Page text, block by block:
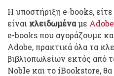
H υποστήριξη e-books,
είναι κλειδωμέναμε
e-books που αγοράζουμε
Adobe, πρακτικά όλα τα
βιβλιοπωλείων εκτός από
Noble και το iBookstore, θα